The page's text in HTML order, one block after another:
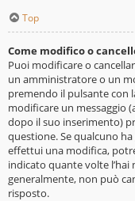
Top
Come modifico o
Puoi modificare o
un amministratore o un
premendo il pulsante con
modificare un messaggio
dopo il suo inserimento)
questione. Se qualcuno
effettui una modifica,
indicato quante volte
generalmente, non può
risposto.